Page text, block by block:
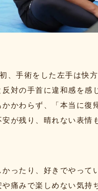
、手術をした左手は快
対の手首に違和感を感
かわらず、「本当に復
が残り、晴れない表情
かったり、好きでやって
痛みで楽しめない気持